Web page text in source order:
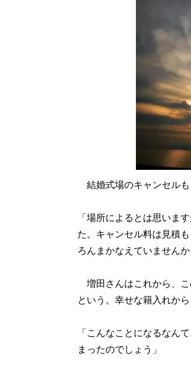
結婚式場のキャンセルも
「場所によるとは思いま
た。キャンセル料は見積
ろんまかなえていません
増田さんはこれから、こ
という。幸せな籍入れか
「こんなことになるなん
まったのでしょう」